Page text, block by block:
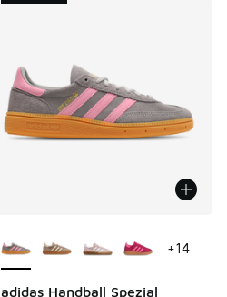
adidas Handball Spezial
+14